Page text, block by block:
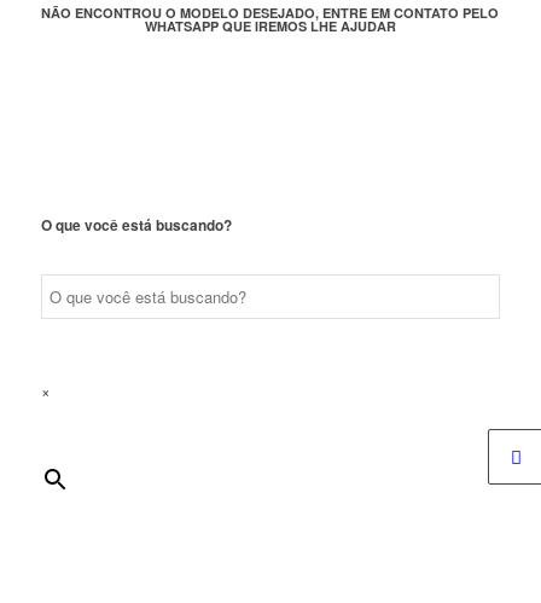
NÃO ENCONTROU O MODELO DESEJADO, ENTRE EM CONTATO PELO
WHATSAPP QUE IREMOS LHE AJUDAR
O que você está buscando?
×